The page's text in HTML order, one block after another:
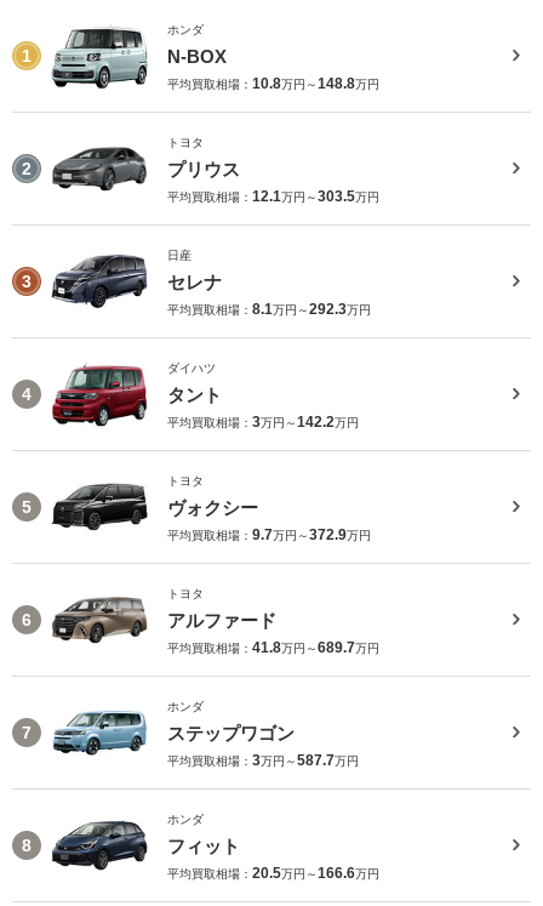
1
ホンダ
N-BOX
平均買取相場： 10.8万円～148.8万円
2
トヨタ
プリウス
平均買取相場： 12.1万円～303.5万円
3
日産
セレナ
平均買取相場： 8.1万円～292.3万円
4
ダイハツ
タント
平均買取相場： 3万円～142.2万円
5
トヨタ
ヴォクシー
平均買取相場： 9.7万円～372.9万円
6
トヨタ
アルファード
平均買取相場： 41.8万円～689.7万円
7
ホンダ
ステップワゴン
平均買取相場： 3万円～587.7万円
8
ホンダ
フィット
平均買取相場： 20.5万円～166.6万円